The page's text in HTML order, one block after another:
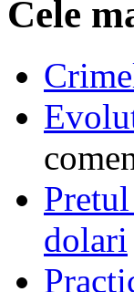
Cele
dolari